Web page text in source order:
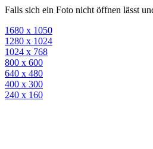
Falls sich ein Foto nicht öffnen lässt
1680 x 1050
1280 x 1024
1024 x 768
800 x 600
640 x 480
400 x 300
240 x 160